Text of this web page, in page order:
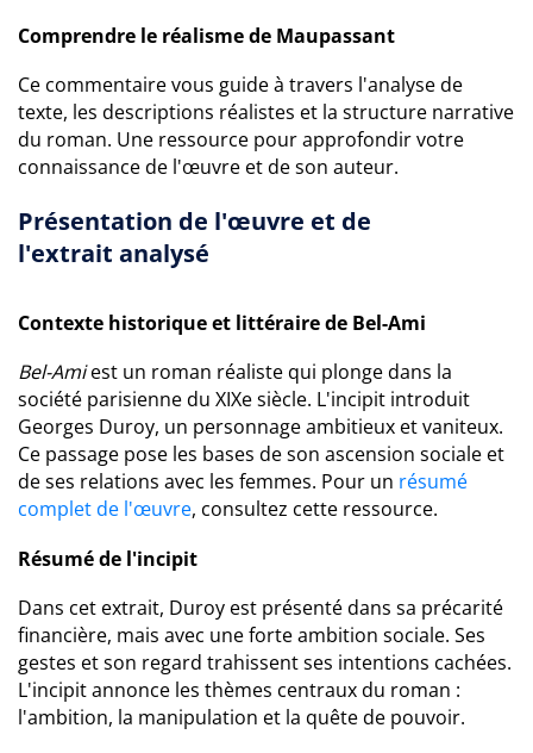
Comprendre le réalisme de Maupassant
Ce commentaire vous guide à travers l'analyse de
texte, les descriptions réalistes et la structure narrative
du roman. Une ressource pour approfondir votre
connaissance de l'œuvre et de son auteur.
Présentation de l'œuvre et de
l'extrait analysé
Contexte historique et littéraire de Bel-Ami
Bel-Amiest un roman réaliste qui plonge dans la
société parisienne du XIXe siècle. L'incipit introduit
Georges Duroy, un personnage ambitieux et vaniteux.
Ce passage pose les bases de son ascension sociale et
de ses relations avec les femmes. Pour un résumé
complet de l'œuvre, consultez cette ressource.
Résumé de l'incipit
Dans cet extrait, Duroy est présenté dans sa précarité
financière, mais avec une forte ambition sociale. Ses
gestes et son regard trahissent ses intentions cachées.
L'incipit annonce les thèmes centraux du roman :
l'ambition, la manipulation et la quête de pouvoir.